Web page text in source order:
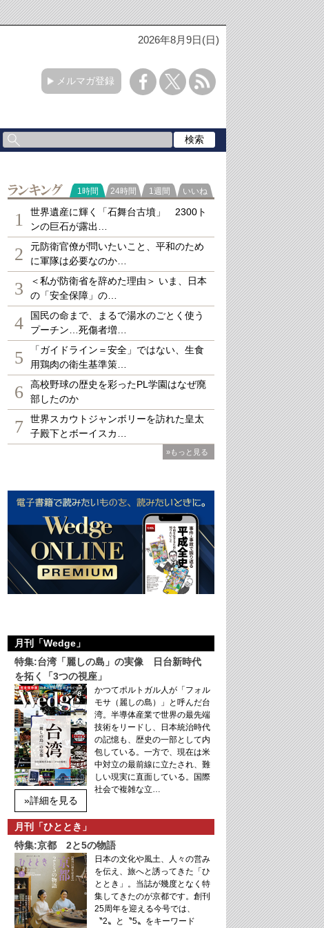
2026年8月9日(日)
メルマガ登録
ランキング
1時間 24時間 1週間 いいね
1
世界遺産に輝く「石舞台古墳」 2300ト
ンの巨石が露出…
2
元防衛官僚が問いたいこと、平和のため
に軍隊は必要なのか…
3
＜私が防衛省を辞めた理由＞ いま、日本
の「安全保障」の…
4
国民の命まで、まるで湯水のごとく使う
プーチン…死傷者増…
5
「ガイドライン＝安全」ではない、生食
用鶏肉の衛生基準策…
6
高校野球の歴史を彩ったPL学園はなぜ廃
部したのか
7
世界スカウトジャンボリーを訪れた皇太
子殿下とボーイスカ…
»もっと見る
月刊「Wedge」
特集:台湾「麗しの島」の実像 日台新時代
を拓く「3つの視座」
»詳細を見る
かつてポルトガル人が「フォル
モサ（麗しの島）」と呼んだ台
湾。半導体産業で世界の最先端
技術をリードし、日本統治時代
の記憶も、歴史の一部として内
包している。一方で、現在は米
中対立の最前線に立たされ、難
しい現実に直面している。国際
社会で複雑な立…
月刊「ひととき」
特集:京都 2と5の物語
日本の文化や風土、人々の営み
を伝え、旅へと誘ってきた「ひ
ととき」。当誌が幾度となく特
集してきたのが京都です。創刊
25周年を迎える今号では、
〝2〟と〝5〟をキーワード